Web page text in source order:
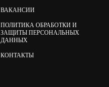
ВАКАНСИИ
ПОЛИТИКА ОБРАБОТКИ И
ЗАЩИТЫ ПЕРСОНАЛЬНЫХ
ДАННЫХ
КОНТАКТЫ